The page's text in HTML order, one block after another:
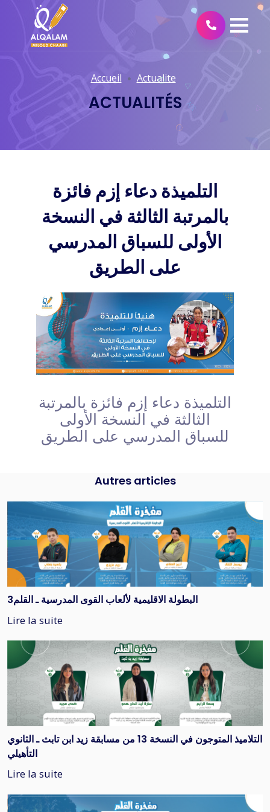
Accueil Actualite
ACTUALITÉS
التلميذة دعاء إزم فائزة
بالمرتبة الثالثة في النسخة
الأولى للسباق المدرسي
على الطريق
التلميذة دعاء إزم فائزة بالمرتبة
الثالثة في النسخة الأولى
للسباق المدرسي على الطريق
Autres articles
البطولة الاقليمية لألعاب القوى المدرسية ـ القلم3
Lire la suite
التلاميذ المتوجون في النسخة 13 من مسابقة زيد ابن تابث ـ الثانوي
التأهيلي
Lire la suite